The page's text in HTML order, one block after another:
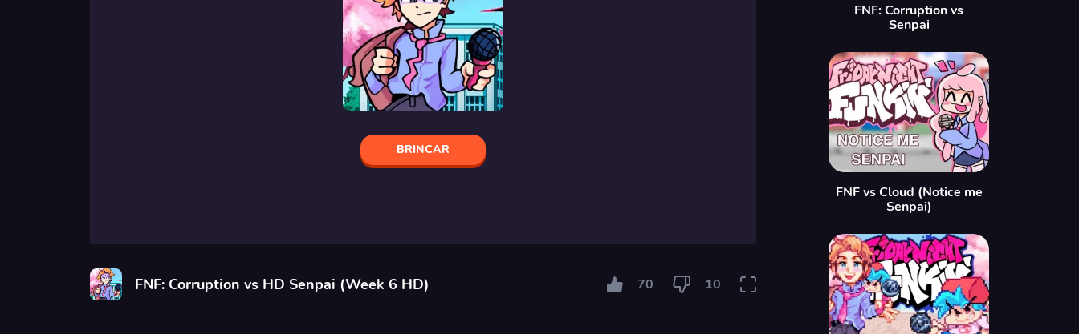
BRINCAR
FNF: Corruption vs HD Senpai (Week 6 HD) 70 10
FNF: Corruption vs
Senpai
FNF vs Cloud (Notice me
Senpai)